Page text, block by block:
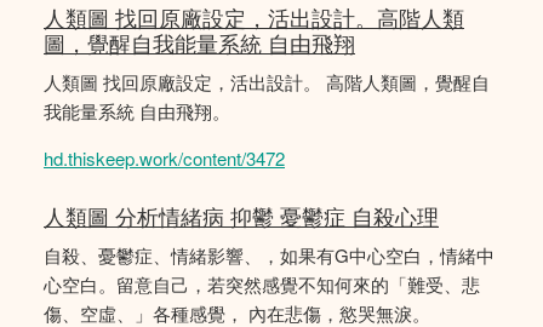
人類圖 找回原廠設定，活出設計。高階人類
圖，覺醒自我能量系統 自由飛翔
人類圖 找回原廠設定，活出設計。 高階人類圖，覺醒自
我能量系統 自由飛翔。
hd.thiskeep.work/content/3472
人類圖 分析情緒病 抑鬱 憂鬱症 自殺心理
自殺、憂鬱症、情緒影響、，如果有G中心空白，情緒中
心空白。留意自己，若突然感覺不知何來的「難受、悲
傷、空虛、」各種感覺， 內在悲傷，慾哭無淚。